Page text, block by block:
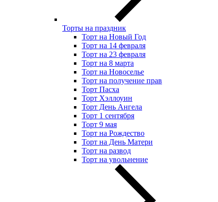
Торты на праздник
Торт на Новый Год
Торт на 14 февраля
Торт на 23 февраля
Торт на 8 марта
Торт на Новоселье
Торт на получение прав
Торт Пасха
Торт Хэллоуин
Торт День Ангела
Торт 1 сентября
Торт 9 мая
Торт на Рождество
Торт на День Матери
Торт на развод
Торт на увольнение